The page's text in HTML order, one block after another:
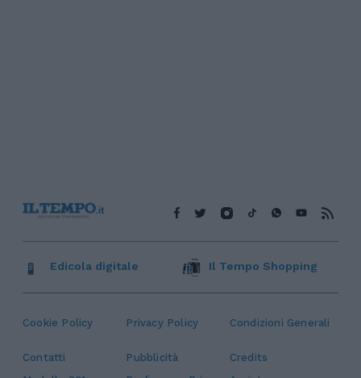
Cookie Policy Privacy Policy Condizioni Generali
Contatti Pubblicità
Credits
Edicola digitale Il Tempo Shopping